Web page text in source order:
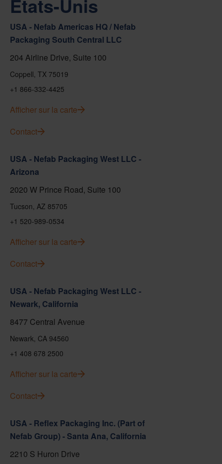
États-Unis
USA - Nefab Americas HQ / Nefab
Packaging South Central LLC
204 Airline Drive, Suite 100
Coppell, TX 75019
+1 866-332-4425
Afficher sur la carte
Contact
USA - Nefab Packaging West LLC -
Arizona
2020 W Prince Road, Suite 100
Tucson, AZ 85705
+1 520-989-0534
Afficher sur la carte
Contact
USA - Nefab Packaging West LLC -
Newark, California
8477 Central Avenue
Newark, CA 94560
+1 408 678 2500
Afficher sur la carte
Contact
USA - Reflex Packaging Inc. (Part of
Nefab Group) - Santa Ana, California
2210 S Huron Drive